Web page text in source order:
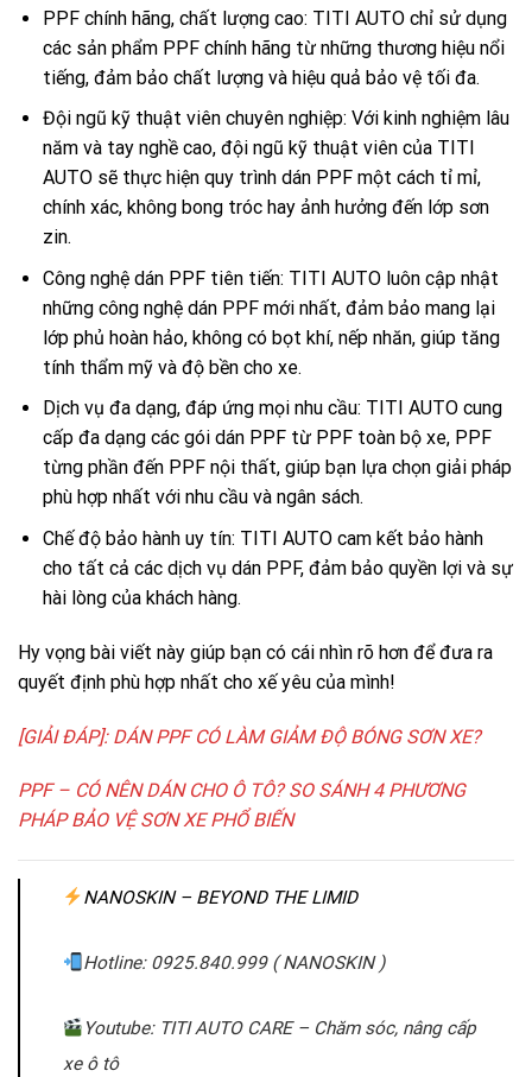
PPF chính hãng, chất lượng cao: TITI AUTO chỉ sử dụng
các sản phẩm PPF chính hãng từ những thương hiệu nổi
tiếng, đảm bảo chất lượng và hiệu quả bảo vệ tối đa.
Đội ngũ kỹ thuật viên chuyên nghiệp: Với kinh nghiệm lâu
năm và tay nghề cao, đội ngũ kỹ thuật viên của TITI
AUTO sẽ thực hiện quy trình dán PPF một cách tỉ mỉ,
chính xác, không bong tróc hay ảnh hưởng đến lớp sơn
zin.
Công nghệ dán PPF tiên tiến: TITI AUTO luôn cập nhật
những công nghệ dán PPF mới nhất, đảm bảo mang lại
lớp phủ hoàn hảo, không có bọt khí, nếp nhăn, giúp tăng
tính thẩm mỹ và độ bền cho xe.
Dịch vụ đa dạng, đáp ứng mọi nhu cầu: TITI AUTO cung
cấp đa dạng các gói dán PPF từ PPF toàn bộ xe, PPF
từng phần đến PPF nội thất, giúp bạn lựa chọn giải pháp
phù hợp nhất với nhu cầu và ngân sách.
Chế độ bảo hành uy tín: TITI AUTO cam kết bảo hành
cho tất cả các dịch vụ dán PPF, đảm bảo quyền lợi và sự
hài lòng của khách hàng.
Hy vọng bài viết này giúp bạn có cái nhìn rõ hơn để đưa ra
quyết định phù hợp nhất cho xế yêu của mình!
[GIẢI ĐÁP]: DÁN PPF CÓ LÀM GIẢM ĐỘ BÓNG SƠN XE?
PPF – CÓ NÊN DÁN CHO Ô TÔ? SO SÁNH 4 PHƯƠNG
PHÁP BẢO VỆ SƠN XE PHỔ BIẾN
NANOSKIN – BEYOND THE LIMID
Hotline: 0925.840.999 ( NANOSKIN )
Youtube: TITI AUTO CARE – Chăm sóc, nâng cấp
xe ô tô